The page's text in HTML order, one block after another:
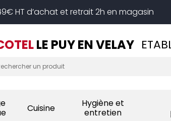
HT d’achat et retrait 2h en magasin
LE PUY EN VELAY
Cuisine
Hygiène et
entretien